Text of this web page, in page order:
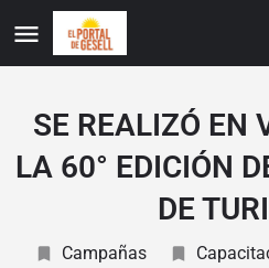
SE REALIZÓ EN
LA 60° EDICIÓN
DE
Campañas